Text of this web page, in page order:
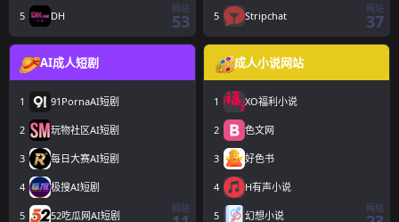
5 DH
网站
53 5 Stripchat
网站
37
AI成人短剧
1 91PornaAI短剧
2 玩物社区AI短剧
3 每日大赛AI短剧
4 极搜AI短剧
5 52吃瓜网AI短剧
网站
成人小说网站
1 XO福利小说
2 色文网
3 好色书
4 H有声小说
5 幻想小说
网站